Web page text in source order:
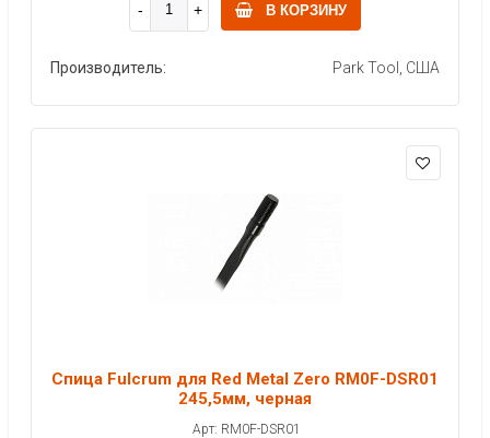
В КОРЗИНУ
Производитель: Park Tool, США
Спица Fulcrum для Red Metal Zero RM0F-DSR01
245,5мм, черная
Арт: RM0F-DSR01